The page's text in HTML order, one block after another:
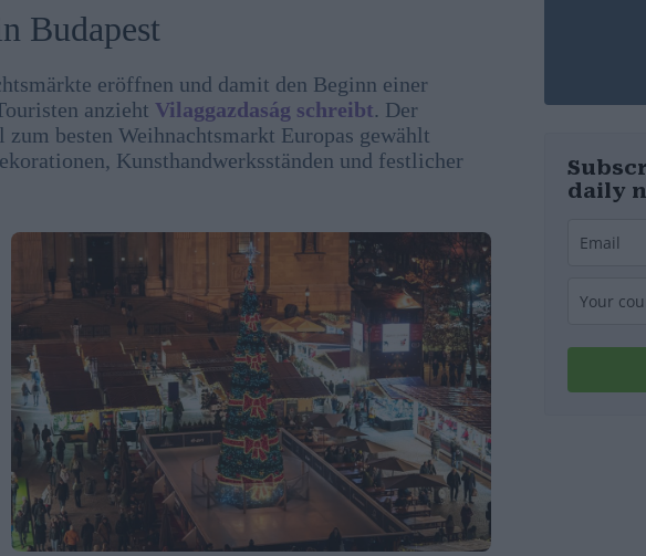
Budapest
eröffnen und damit den Beginn einer
anzieht Vilaggazdaság schreibt. Der
besten Weihnachtsmarkt Europas gewählt
Kunsthandwerksständen und festlicher
daily